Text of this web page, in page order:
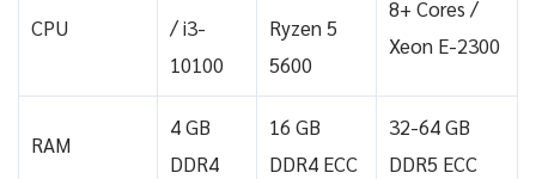
CPU
/ i3-
10100
Ryzen 5
5600
8+ Cores /
Xeon E-2300
RAM
4 GB
DDR4
16 GB
DDR4 ECC
32-64 GB
DDR5 ECC